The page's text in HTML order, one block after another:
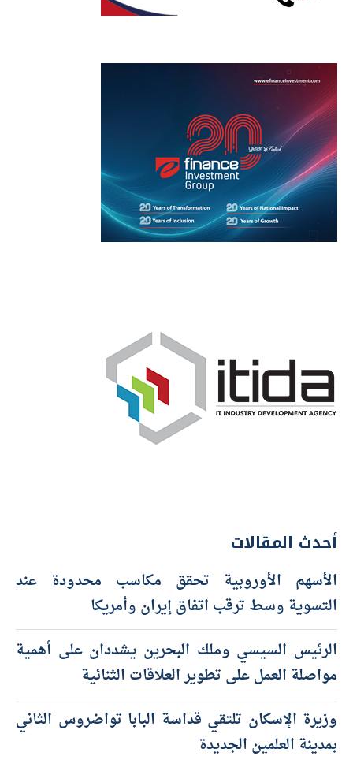
أحدث المقالات
الأسهم الأوروبية تحقق مكاسب محدودة عند
التسوية وسط ترقب اتفاق إيران وأمريكا
الرئيس السيسي وملك البحرين يشددان على أهمية
مواصلة العمل على تطوير العلاقات الثنائية
وزيرة الإسكان تلتقي قداسة البابا تواضروس الثاني
بمدينة العلمين الجديدة